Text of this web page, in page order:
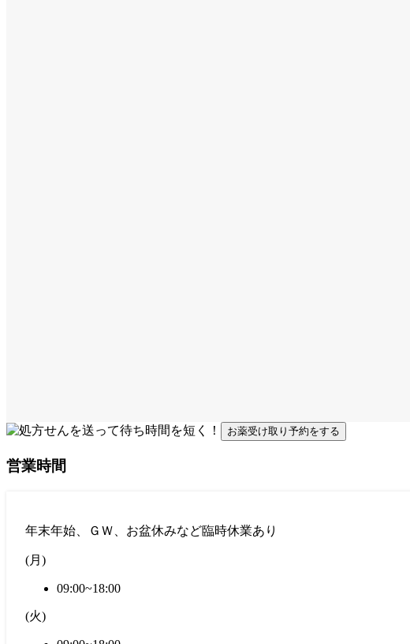
お薬受け取り予約をする
営業時間
年末年始、ＧＷ、お盆休みなど臨時休業あり
(月 )
09:00~18:00
(火)